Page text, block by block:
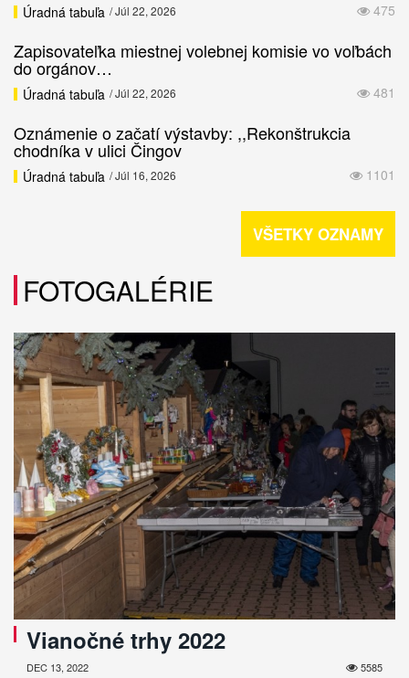
475
Úradná tabuľa / Júl 22, 2026
Zapisovateľka miestnej volebnej komisie vo voľbách
do orgánov…
481
Úradná tabuľa / Júl 22, 2026
Oznámenie o začatí výstavby: ,,Rekonštrukcia
chodníka v ulici Čingov
1101
Úradná tabuľa / Júl 16, 2026
VŠETKY OZNAMY
FOTOGALÉRIE
Vianočné trhy 2022
5585
DEC 13, 2022